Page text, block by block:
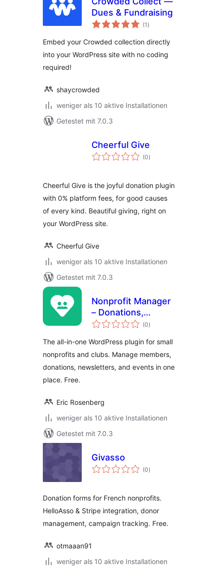
Dues & Fundraising
(1 Bewertungen
insgesamt
)
Embed your Crowded collection directly
into your WordPress site with no coding
required!
shaycrowded
weniger als 10 aktive Installationen
Getestet mit 7.0.3
Cheerful Give
(0Bewertungen
insgesamt
)
Cheerful Give is the joyful donation plugin
with 0% platform fees, for good causes
of every kind. Beautiful giving, right on
your WordPress site.
Cheerful Give
weniger als 10 aktive Installationen
Getestet mit 7.0.3
Nonprofit Manager
– Donations,
Membership,
Events
(0Bewertungen
insgesamt
)
The all-in-one WordPress plugin for small
nonprofits and clubs. Manage members,
donations, newsletters, and events in one
place. Free.
Eric Rosenberg
weniger als 10 aktive Installationen
Getestet mit 7.0.3
Givasso
(0Bewertungen
insgesamt
)
Donation forms for French nonprofits.
HelloAsso & Stripe integration, donor
management, campaign tracking. Free.
otmaaan91
weniger als 10 aktive Installationen